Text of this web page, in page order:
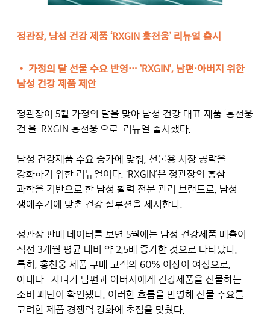
정관장, 남성 건강 제품 ‘RXGIN 홍천웅’ 리뉴얼 출시
• 가정의 달 선물 수요 반영… ‘RXGIN’, 남편·아버지 위한
남성 건강 제품 제안
정관장이 5월 가정의 달을 맞아 남성 건강 대표 제품 ‘홍천웅
건’을 ‘RXGIN 홍천웅’으로 리뉴얼 출시했다.
남성 건강제품 수요 증가에 맞춰, 선물용 시장 공략을
강화하기 위한 리뉴얼이다. ‘RXGIN’은 정관장의 홍삼
과학을 기반으로 한 남성 활력 전문 관리 브랜드로, 남성
생애주기에 맞춘 건강 설루션을 제시한다.
정관장 판매 데이터를 보면 5월에는 남성 건강제품 매출이
직전 3개월 평균 대비 약 2.5배 증가한 것으로 나타났다.
특히, 홍천웅 제품 구매 고객의 60% 이상이 여성으로,
아내나 자녀가 남편과 아버지에게 건강제품을 선물하는
소비 패턴이 확인됐다. 이러한 흐름을 반영해 선물 수요를
고려한 제품 경쟁력 강화에 초점을 맞췄다.